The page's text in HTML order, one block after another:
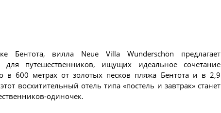
Бентота, вилла Neue Villa Wunderschön предлагает
путешественников, ищущих идеальное сочетание
в 600 метрах от золотых песков пляжа Бентота и в 2,9
восхитительный отель типа «постель и завтрак» станет
одиночек.